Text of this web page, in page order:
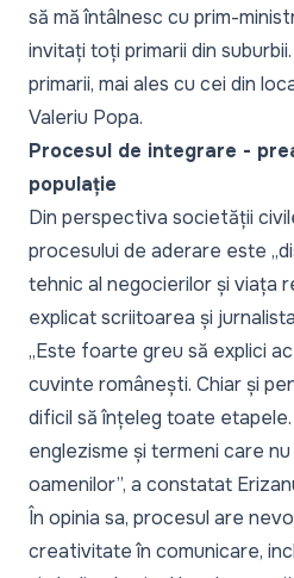
să mă întâlnesc cu prim-
invitați toți primarii din
primarii, mai ales cu cei din
Valeriu Popa.
Procesul de integrare -
populație
Din perspectiva societății
procesului de aderare este „
tehnic al negocierilor și viața
explicat scriitoarea și
„Este foarte greu să explici
cuvinte românești. Chiar și
dificil să înțeleg toate
englezisme și termeni care
oamenilor”, a constatat
În opinia sa, procesul are
creativitate în comunicare,